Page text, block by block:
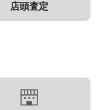
店頭査定